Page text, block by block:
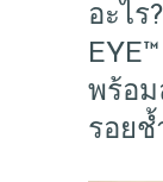
อะไร
พร้อม
รอยช้